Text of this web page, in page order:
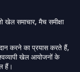
खेल समाचार, मैच समीक्षा
करने का प्रयास करते हैं,
खेल आयोजनों के
हैं।